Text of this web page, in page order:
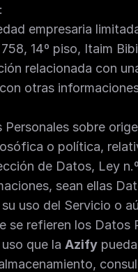
empresaria
14º piso, Itaim
relacionada con
otras
Personales sobre
o política,
de Datos, Ley
sean ellas
uso del Servicio o
se refieren los
que la Azify